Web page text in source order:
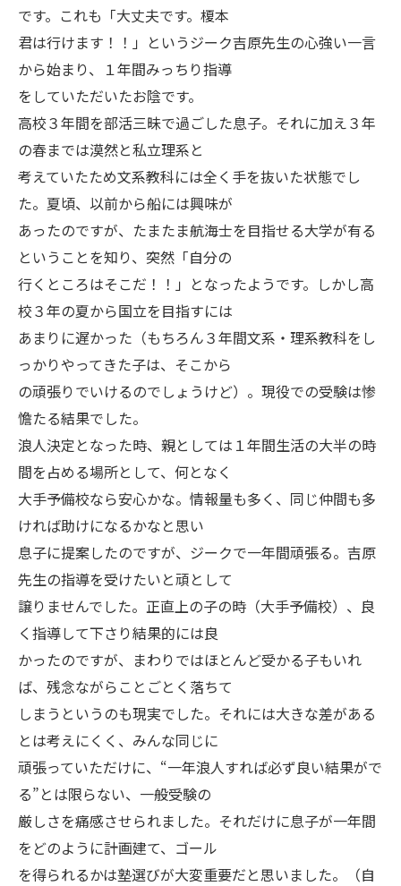
です。これも「大丈夫です。榎本
君は行けます！！」というジーク吉原先生の心強い一言
から始まり、１年間みっちり指導
をしていただいたお陰です。
高校３年間を部活三昧で過ごした息子。それに加え３年
の春までは漠然と私立理系と
考えていたため文系教科には全く手を抜いた状態でし
た。夏頃、以前から船には興味が
あったのですが、たまたま航海士を目指せる大学が有る
ということを知り、突然「自分の
行くところはそこだ！！」となったようです。しかし高
校３年の夏から国立を目指すには
あまりに遅かった（もちろん３年間文系・理系教科をし
っかりやってきた子は、そこから
の頑張りでいけるのでしょうけど）。現役での受験は惨
憺たる結果でした。
浪人決定となった時、親としては１年間生活の大半の時
間を占める場所として、何となく
大手予備校なら安心かな。情報量も多く、同じ仲間も多
ければ助けになるかなと思い
息子に提案したのですが、ジークで一年間頑張る。吉原
先生の指導を受けたいと頑として
譲りませんでした。正直上の子の時（大手予備校）、良
く指導して下さり結果的には良
かったのですが、まわりではほとんど受かる子もいれ
ば、残念ながらことごとく落ちて
しまうというのも現実でした。それには大きな差がある
とは考えにくく、みんな同じに
頑張っていただけに、“一年浪人すれば必ず良い結果がで
る”とは限らない、一般受験の
厳しさを痛感させられました。それだけに息子が一年間
をどのように計画建て、ゴール
を得られるかは塾選びが大変重要だと思いました。（自